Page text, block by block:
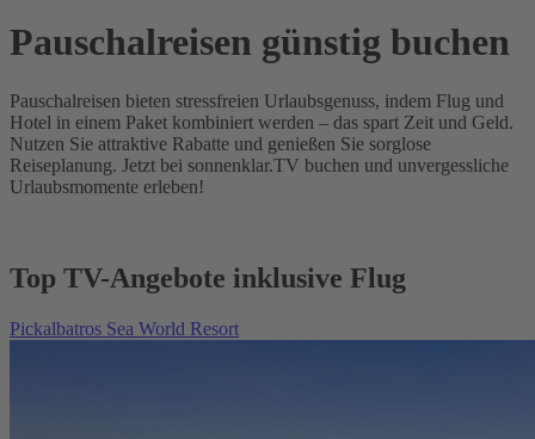
Pauschalreisen günstig buchen
Pauschalreisen bieten stressfreien Urlaubsgenuss, indem Flug und
Hotel in einem Paket kombiniert werden – das spart Zeit und Geld.
Nutzen Sie attraktive Rabatte und genießen Sie sorglose
Reiseplanung. Jetzt bei sonnenklar.TV buchen und unvergessliche
Urlaubsmomente erleben!
Top TV-Angebote inklusive Flug
Pickalbatros Sea World Resort